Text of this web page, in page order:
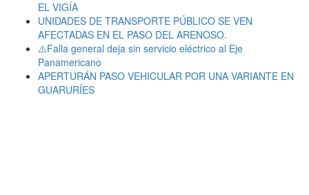
EL VIGÍA
UNIDADES DE TRANSPORTE PÚBLICO SE VEN
AFECTADAS EN EL PASO DEL ARENOSO.
⚠️Falla general deja sin servicio eléctrico al Eje
Panamericano
APERTURÁN PASO VEHICULAR POR UNA VARIANTE EN
GUARURÍES